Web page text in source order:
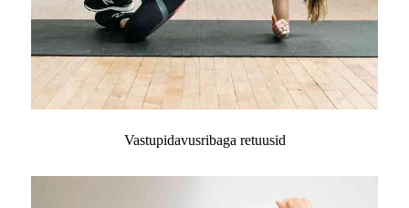
Vastupidavusribaga retuusid